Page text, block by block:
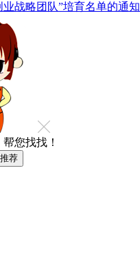
业战略团队”培育名单的通知
帮您找找！